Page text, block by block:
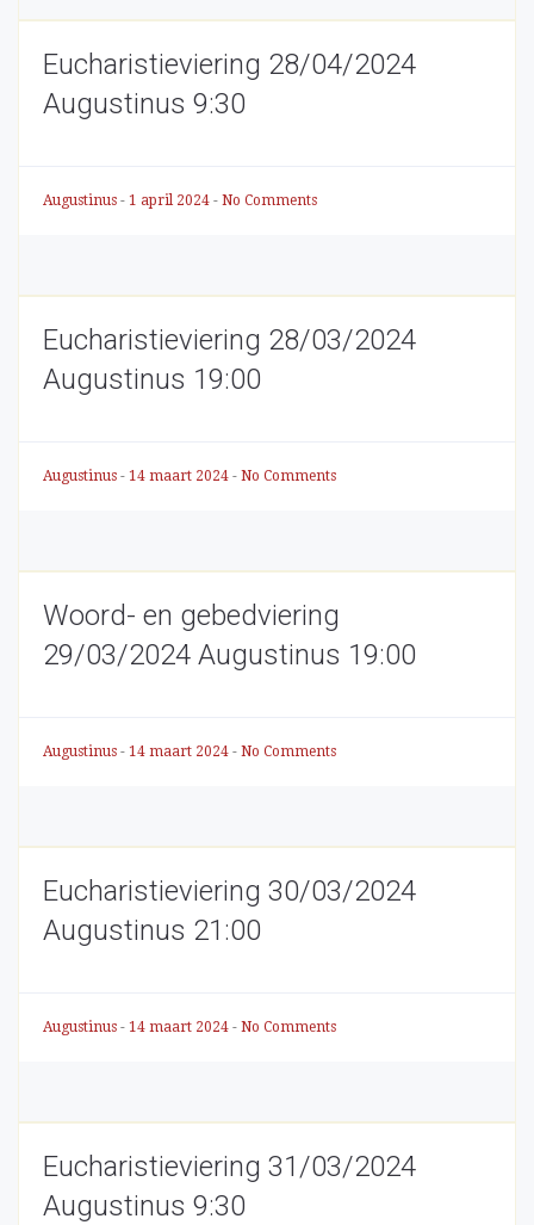
Eucharistieviering 28/04/2024
Augustinus 9:30
Augustinus - 1 april 2024 - No Comments
Eucharistieviering 28/03/2024
Augustinus 19:00
Augustinus - 14 maart 2024 - No Comments
Woord- en gebedviering
29/03/2024 Augustinus 19:00
Augustinus - 14 maart 2024 - No Comments
Eucharistieviering 30/03/2024
Augustinus 21:00
Augustinus - 14 maart 2024 - No Comments
Eucharistieviering 31/03/2024
Augustinus 9:30